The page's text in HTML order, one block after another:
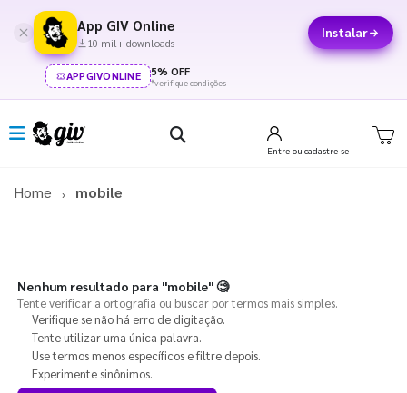
App GIV Online
10 mil+ downloads
Instalar
APPGIVONLINE 5% OFF
*verifique condições
Entre ou cadastre-se
Home mobile
Nenhum resultado para "mobile"🧐
Tente verificar a ortografia ou buscar por termos mais simples.
Verifique se não há erro de digitação.
Tente utilizar uma única palavra.
Use termos menos específicos e filtre depois.
Experimente sinônimos.